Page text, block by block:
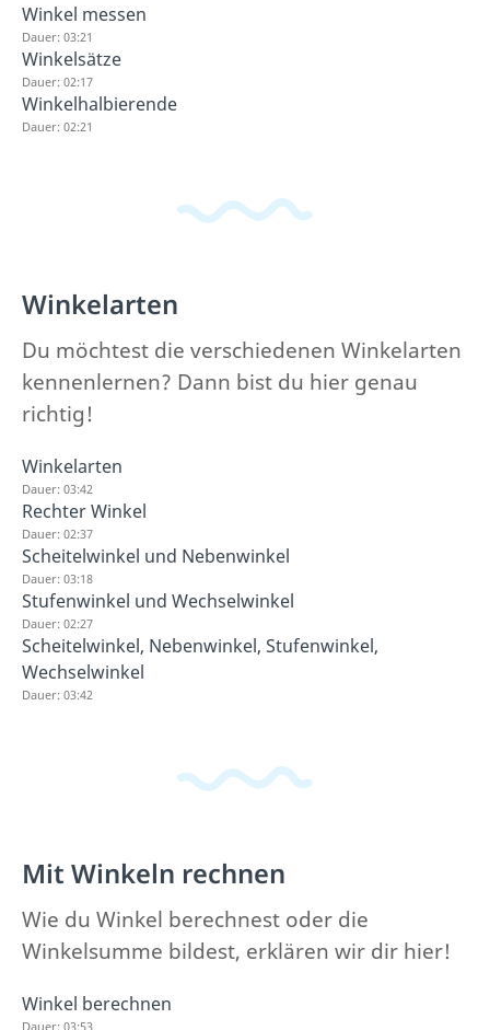
Winkel messen
Dauer: 03:21
Winkelsätze
Dauer: 02:17
Winkelhalbierende
Dauer: 02:21
Winkelarten
Du möchtest die verschiedenen Winkelarten
kennenlernen? Dann bist du hier genau
richtig!
Winkelarten
Dauer: 03:42
Rechter Winkel
Dauer: 02:37
Scheitelwinkel und Nebenwinkel
Dauer: 03:18
Stufenwinkel und Wechselwinkel
Dauer: 02:27
Scheitelwinkel, Nebenwinkel, Stufenwinkel,
Wechselwinkel
Dauer: 03:42
Mit Winkeln rechnen
Wie du Winkel berechnest oder die
Winkelsumme bildest, erklären wir dir hier!
Winkel berechnen
Dauer: 03:53